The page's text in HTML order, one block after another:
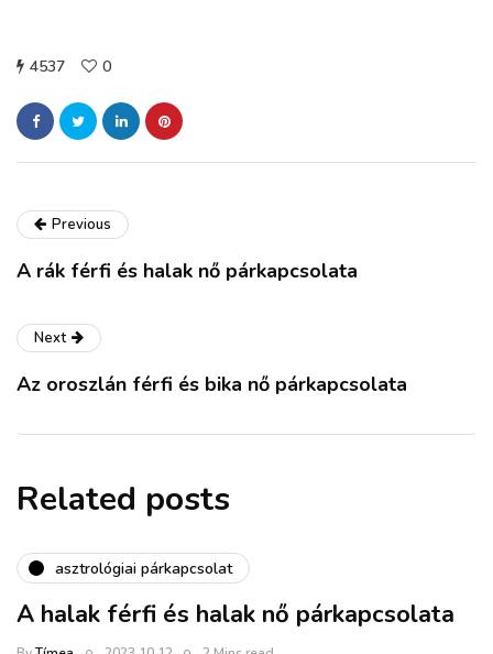
4537 0
Previous
A rák férfi és halak nő párkapcsolata
Next
Az oroszlán férfi és bika nő párkapcsolata
Related posts
asztrológiai párkapcsolat
A halak férfi és halak nő párkapcsolata